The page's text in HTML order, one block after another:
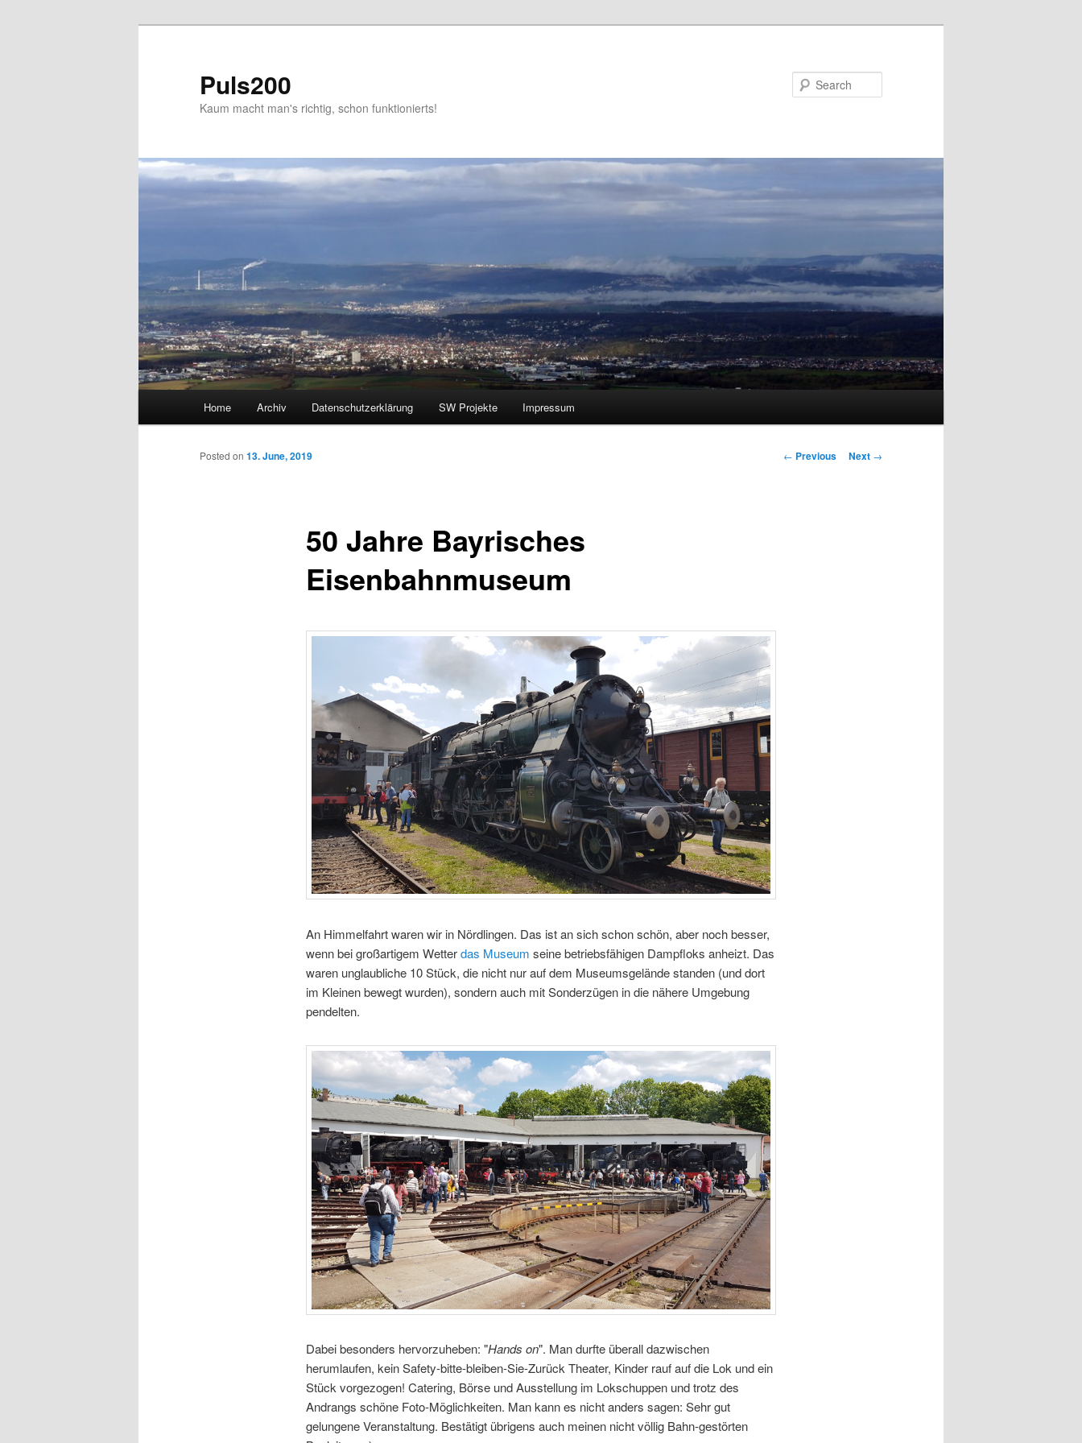
Puls200
Kaum macht man's richtig, schon funktionierts!
Home Archiv Datenschutzerklärung SW Projekte Impressum
Post
← Previous Next →
50 Jahre Bayrisches
Eisenbahnmuseum
Posted on 13. June, 2019
An Himmelfahrt waren wir in Nördlingen. Das ist an sich schon schön, aber noch besser,
wenn bei großartigem Wetterdas Museum seine betriebsfähigen Dampfloks anheizt. Das
waren unglaubliche 10 Stück, die nicht nur auf dem Museumsgelände standen (und dort
im Kleinen bewegt wurden), sondern auch mit Sonderzügen in die nähere Umgebung
pendelten.
Dabei besonders hervorzuheben: "Hands on". Man durfte überall dazwischen
herumlaufen, kein Safety-bitte-bleiben-Sie-Zurück Theater, Kinder rauf auf die Lok und ein
Stück vorgezogen! Catering, Börse und Ausstellung im Lokschuppen und trotz des
Andrangs schöne Foto-Möglichkeiten. Man kann es nicht anders sagen: Sehr gut
gelungene Veranstaltung. Bestätigt übrigens auch meinen nicht völlig Bahn-gestörten